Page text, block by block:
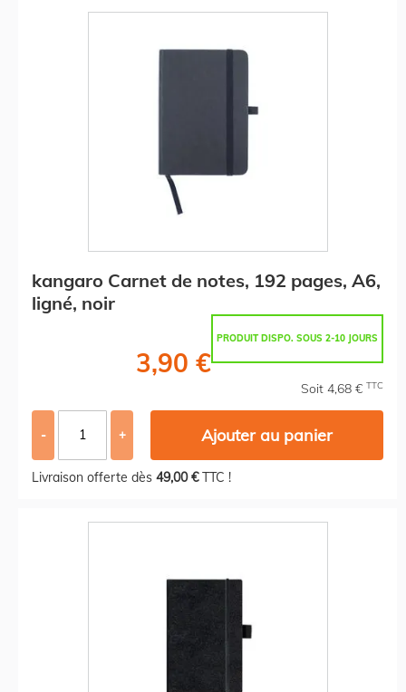
kangaro Carnet de notes, 192 pages, A6,
ligné, noir
PRODUIT DISPO. SOUS 2-10 JOURS
3,90 €
Soit 4,68 € TTC
- + Ajouter au panier
Livraison offerte dès 49,00 €TTC !